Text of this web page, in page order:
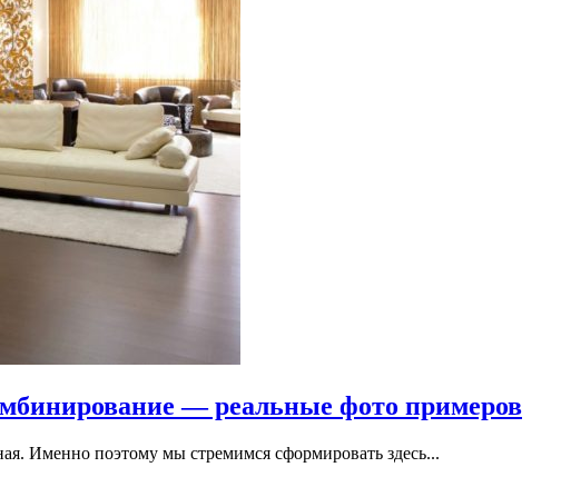
— реальные фото примеров
Именно поэтому мы стремимся сформировать здесь...